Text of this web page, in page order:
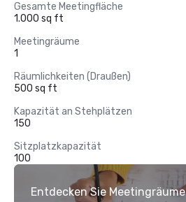
Gesamte Meetingfläche
1.000 sq ft
Meetingräume
1
Räumlichkeiten (Draußen)
500 sq ft
Kapazität an Stehplätzen
150
Sitzplatzkapazität
100
Entdecken Sie Meetingräume